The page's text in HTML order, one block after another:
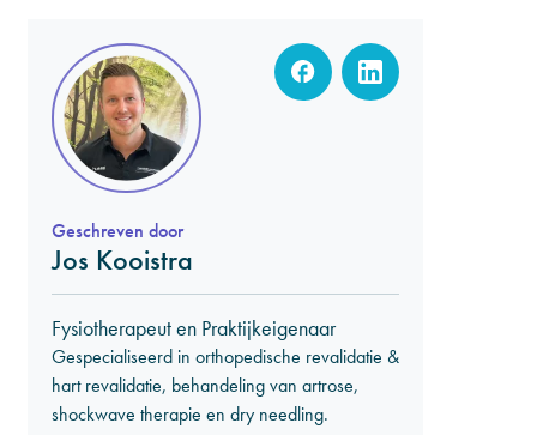
Geschreven door
Jos Kooistra
Fysiotherapeut en Praktijkeigenaar
Gespecialiseerd in orthopedische revalidatie &
hart revalidatie, behandeling van artrose,
shockwave therapie en dry needling.